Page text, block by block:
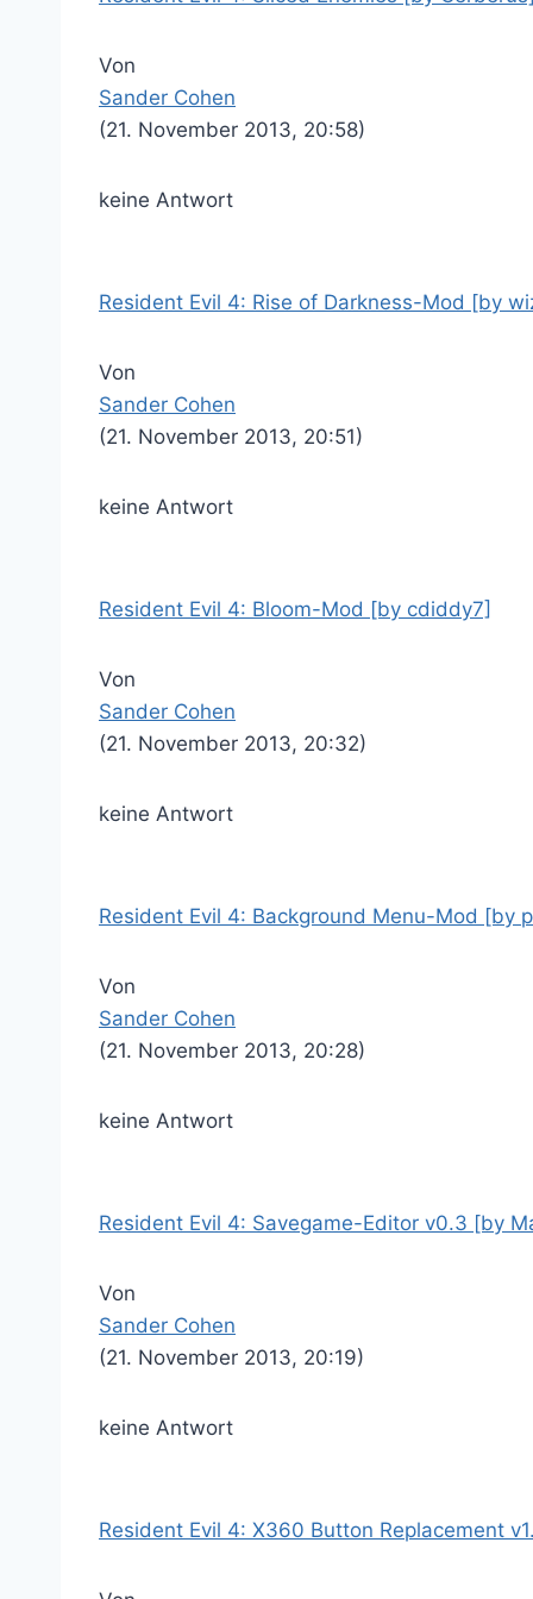
Von
Sander Cohen
(21. November 2013, 20:58)
keine Antwort
Resident Evil 4: Rise of Darkness-Mod [by
Von
Sander Cohen
(21. November 2013, 20:51)
keine Antwort
Resident Evil 4: Bloom-Mod [by cdiddy7]
Von
Sander Cohen
(21. November 2013, 20:32)
keine Antwort
Resident Evil 4: Background Menu-Mod [by
Von
Sander Cohen
(21. November 2013, 20:28)
keine Antwort
Resident Evil 4: Savegame-Editor v0.3 [by
Von
Sander Cohen
(21. November 2013, 20:19)
keine Antwort
Resident Evil 4: X360 Button Replacement